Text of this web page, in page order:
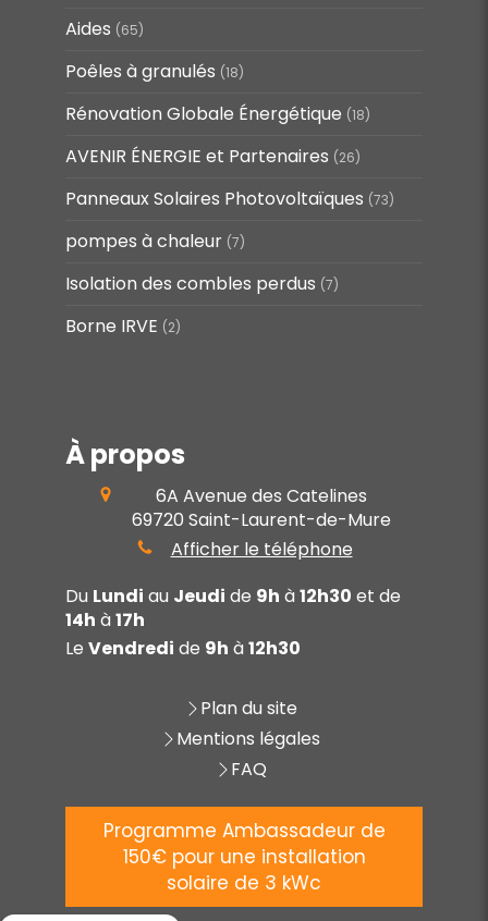
Aides (65)
Poêles à granulés (18)
Rénovation Globale Énergétique (18)
AVENIR ÉNERGIE et Partenaires (26)
Panneaux Solaires Photovoltaïques (73)
pompes à chaleur (7)
Isolation des combles perdus (7)
Borne IRVE (2)
À propos
6A Avenue des Catelines
69720 Saint-Laurent-de-Mure
Afficher le téléphone
Du Lundi au Jeudi de 9h à12h30 et de
14h à17h
Le Vendredi de 9h à12h30
Plan du site
Mentions légales
FAQ
Programme Ambassadeur de
150€ pour une installation
solaire de 3 kWc